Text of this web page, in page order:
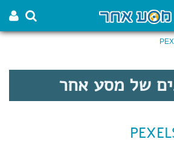
של מסע אחר